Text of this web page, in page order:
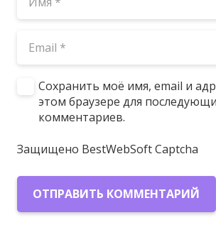
Сохранить моё имя, email и
этом браузере для
комментариев.
Защищено BestWebSoft Captcha
ОТПРАВИТЬ КОММЕНТАРИЙ